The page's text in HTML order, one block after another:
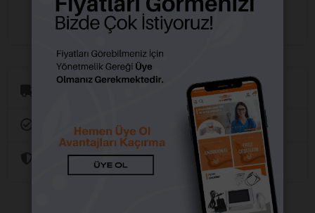
Orijinal Ürün Garantisi
Güvenli Alışveriş